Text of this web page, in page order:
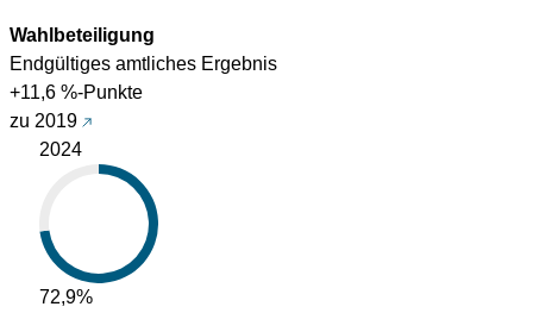
Wahlbeteiligung
Endgültiges amtliches Ergebnis
+11,6 %-Punkte
zu 2019
2024
72,9%